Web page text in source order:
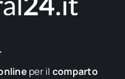
per il comparto